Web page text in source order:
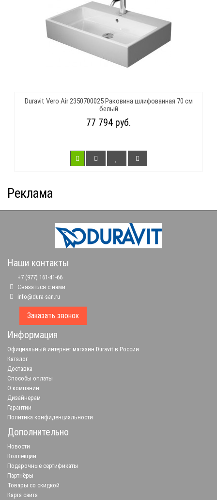
Duravit Vero Air 2350700025 Раковина шлифованная 70 см
белый
77 794 руб.
Реклама
Наши контакты
+7 (977) 161-41-66
Связаться с нами
info@dura-san.ru
Заказать звонок
Информация
Официальный интернет магазин Duravit в России
Каталог
Доставка
Способы оплаты
О компании
Дизайнерам
Гарантии
Политика конфиденциальности
Дополнительно
Новости
Коллекции
Подарочные сертификаты
Партнёры
Товары со скидкой
Карта сайта